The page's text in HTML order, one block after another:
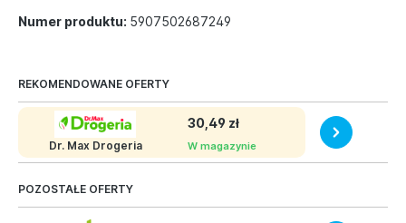
Numer produktu: 5907502687249
REKOMENDOWANE OFERTY
Dr. Max Drogeria
30,49 zł
W magazynie
POZOSTAŁE OFERTY